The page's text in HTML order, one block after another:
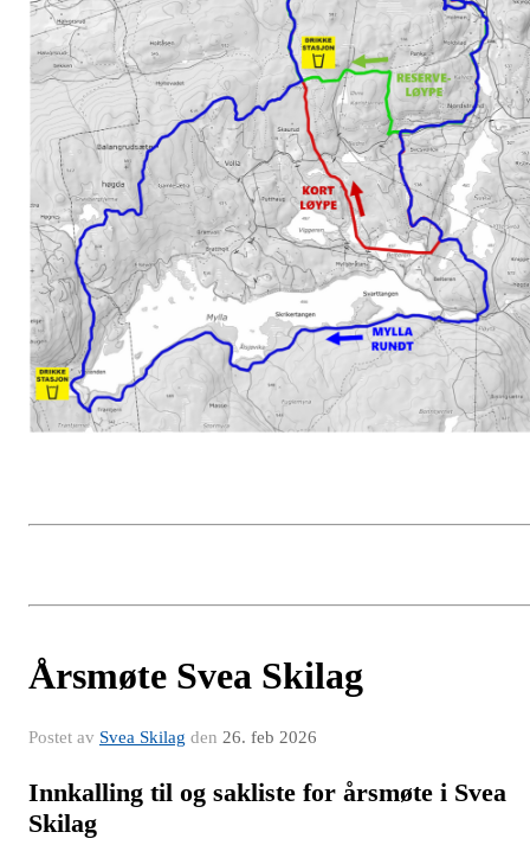
Årsmøte Svea Skilag
Postet av Svea Skilag den 26. feb 2026
Innkalling til og sakliste for årsmøte i Svea
Skilag